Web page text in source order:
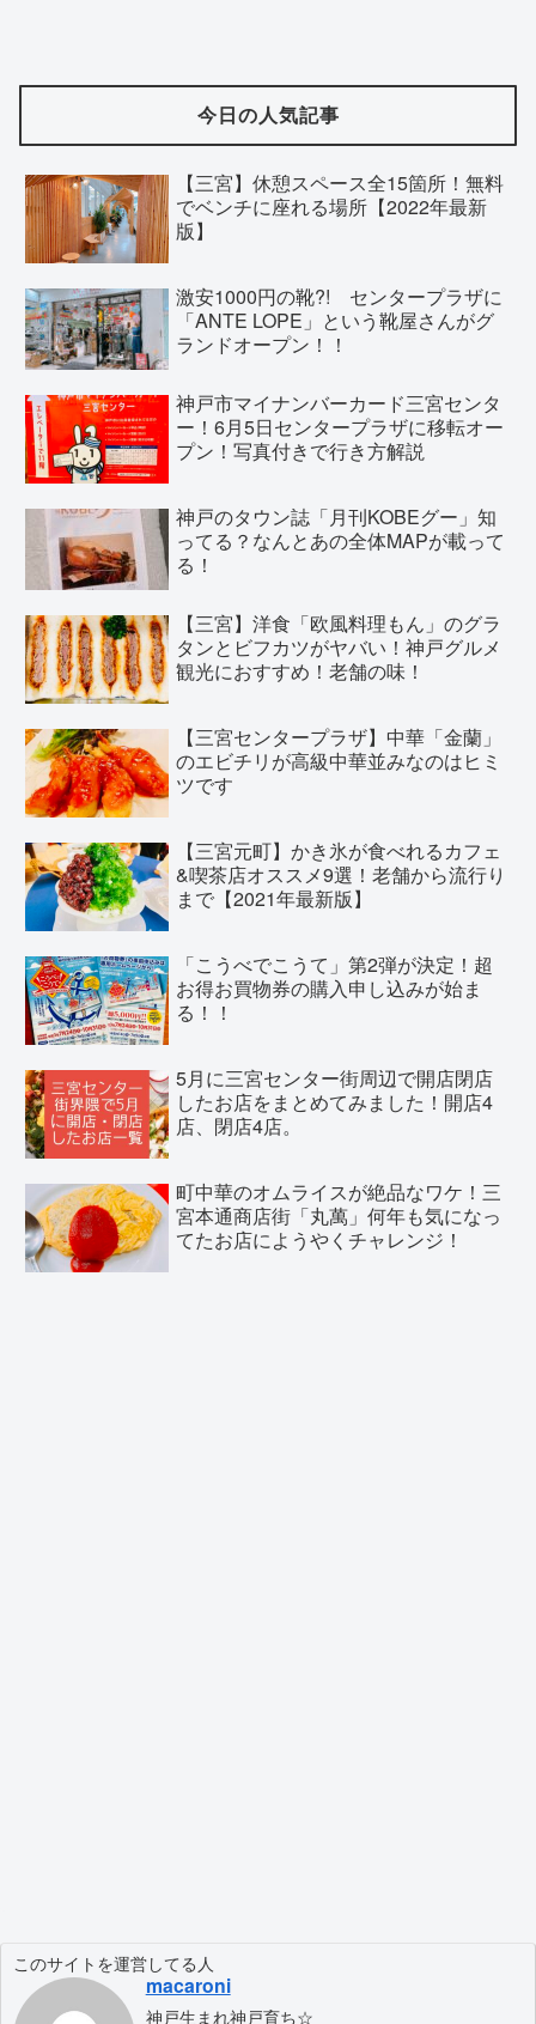
今日の人気記事
【三宮】休憩スペース全15箇所！無料
でベンチに座れる場所【2022年最新
版】
激安1000円の靴?! センタープラザに
「ANTE LOPE」という靴屋さんがグ
ランドオープン！！
神戸市マイナンバーカード三宮センタ
ー！6月5日センタープラザに移転オー
プン！写真付きで行き方解説
神戸のタウン誌「月刊KOBEグー」知
ってる？なんとあの全体MAPが載って
る！
【三宮】洋食「欧風料理もん」のグラ
タンとビフカツがヤバい！神戸グルメ
観光におすすめ！老舗の味！
【三宮センタープラザ】中華「金蘭」
のエビチリが高級中華並みなのはヒミ
ツです
【三宮元町】かき氷が食べれるカフェ
&喫茶店オススメ9選！老舗から流行り
まで【2021年最新版】
「こうべでこうて」第2弾が決定！超
お得お買物券の購入申し込みが始ま
る！！
5月に三宮センター街周辺で開店閉店
したお店をまとめてみました！開店4
店、閉店4店。
町中華のオムライスが絶品なワケ！三
宮本通商店街「丸萬」何年も気になっ
てたお店にようやくチャレンジ！
このサイトを運営してる人
macaroni
神戸生まれ神戸育ち☆